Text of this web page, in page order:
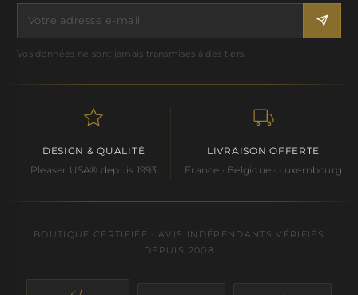
Vos données ne sont jamais transmises à des tiers.
DESIGN & QUALITÉ
Pleaser USA® depuis 1993
LIVRAISON OFFERTE
France · Belgique · Luxembourg
BOUTIQUE CERTIFIÉE · AVIS INDÉPENDANTS VÉRIFIÉS
DEPUIS 2008